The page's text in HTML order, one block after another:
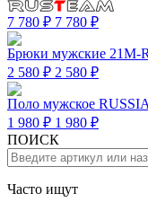
7 780 ₽ 7 780 ₽
Брюки мужские 21M-
2 580 ₽ 2 580 ₽
Поло мужское
1 980 ₽ 1 980 ₽
ПОИСК
Часто ищут